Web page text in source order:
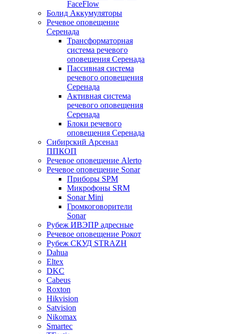
FaceFlow
Болид Аккумуляторы
Речевое оповещение
Серенада
Трансформаторная
система речевого
оповещения Серенада
Пассивная система
речевого оповещения
Серенада
Активная система
речевого оповещения
Серенада
Блоки речевого
оповещения Серенада
Сибирский Арсенал
ППКОП
Речевое оповещение Alerto
Речевое оповещение Sonar
Приборы SPM
Микрофоны SRM
Sonar Mini
Громкоговорители
Sonar
Рубеж ИВЭПР адресные
Речевое оповещение Рокот
Рубеж СКУД STRAZH
Dahua
Eltex
DKC
Cabeus
Roxton
Hikvision
Satvision
Nikomax
Smartec